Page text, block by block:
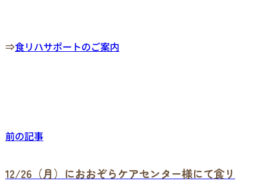
⇒食リハサポートのご案内
前の記事
12/26（月）におおぞらケアセンター様にて食リ